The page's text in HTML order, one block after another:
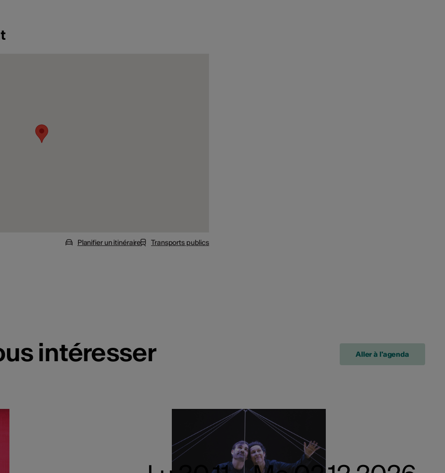
Planifier un itinéraire Transports publics
intéresser Aller à l'agenda